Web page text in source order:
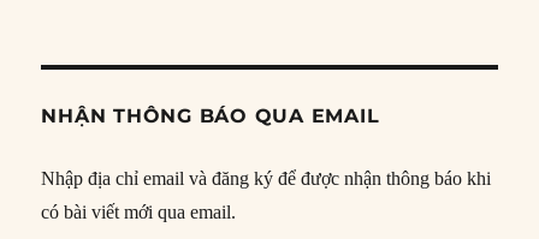
NHẬN THÔNG BÁO QUA EMAIL
Nhập địa chỉ email và đăng ký để được nhận thông báo khi
có bài viết mới qua email.